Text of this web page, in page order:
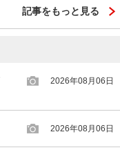
記事をもっと見る
2026年08月06日
2026年08月06日